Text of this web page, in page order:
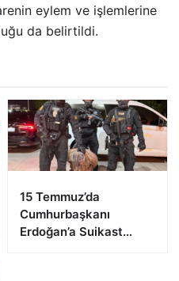
eylem ve işlemlerine
da belirtildi.
15 Temmuz’da
Cumhurbaşkanı
Erdoğan’a Suikast